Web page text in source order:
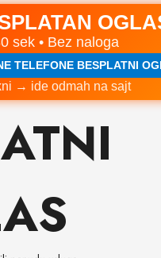
sek • Bez naloga
TELEFONE BESPLATNI
→ ide odmah na sajt